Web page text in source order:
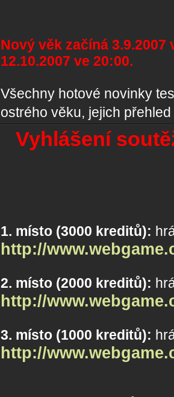
Nový věk začíná
12.10.2007 ve 20:00.
Všechny hotové novinky
ostrého věku, jejich
Vyhlášení
1. místo (3000 kreditů):
http://
2. místo (2000 kreditů):
http://
3. místo (1000 kreditů):
http://